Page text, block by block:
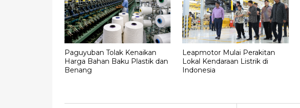
Paguyuban Tolak Kenaikan
Harga Bahan Baku Plastik dan
Benang
Leapmotor Mulai Perakitan
Lokal Kendaraan Listrik di
Indonesia